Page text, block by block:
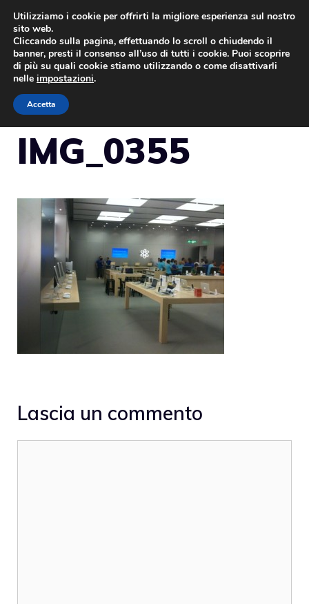
Vai
contenuto
IMG_0355
Lascia un commento
Utilizziamo i cookie per offrirti la migliore esperienza sul nostro
sito web.
Cliccando sulla pagina, effettuando lo scroll o chiudendo il
banner, presti il consenso all’uso di tutti i cookie. Puoi scoprire
di più su quali cookie stiamo utilizzando o come disattivarli
nelle impostazioni.
Accetta